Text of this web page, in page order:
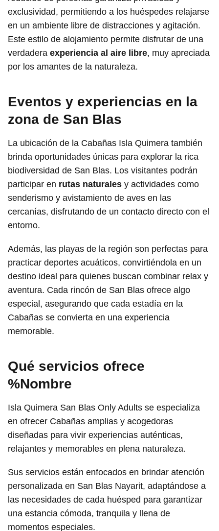
exclusividad, permitiendo a los huéspedes relajarse
en un ambiente libre de distracciones y agitación.
Este estilo de alojamiento permite disfrutar de una
verdadera experiencia al aire libre, muy apreciada
por los amantes de la naturaleza.
Eventos y experiencias en la
zona de San Blas
La ubicación de la Cabañas Isla Quimera también
brinda oportunidades únicas para explorar la rica
biodiversidad de San Blas. Los visitantes podrán
participar en rutas naturales y actividades como
senderismo y avistamiento de aves en las
cercanías, disfrutando de un contacto directo con el
entorno.
Además, las playas de la región son perfectas para
practicar deportes acuáticos, convirtiéndola en un
destino ideal para quienes buscan combinar relax y
aventura. Cada rincón de San Blas ofrece algo
especial, asegurando que cada estadía en la
Cabañas se convierta en una experiencia
memorable.
Qué servicios ofrece
%Nombre
Isla Quimera San Blas Only Adults se especializa
en ofrecer Cabañas amplias y acogedoras
diseñadas para vivir experiencias auténticas,
relajantes y memorables en plena naturaleza.
Sus servicios están enfocados en brindar atención
personalizada en San Blas Nayarit, adaptándose a
las necesidades de cada huésped para garantizar
una estancia cómoda, tranquila y llena de
momentos especiales.